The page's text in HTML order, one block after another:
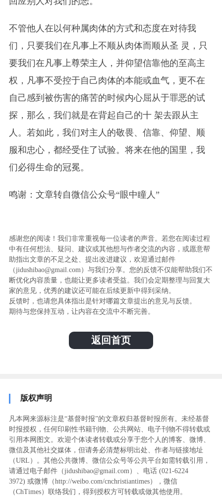
不管他人在以何种属肉体的方式和态度在对待我
们，只要我们在凡事上不顺从肉体而顺从圣 灵，只
要我们在凡事上尊荣主人，并仰望信靠他的至高主
权，凡事不受控于自己肉体的本能或血气，更不在
自己感到被伤害的痛苦的时候内心屈从于罪恶的试
探，那么，我们就是在背起自己的十 架去跟从主
人。若如此，我们对主人的敬畏、信靠、仰望、顺
服和忠心，都经受住了试验。将来在他的国里，我
们必得生命的冠冕。
鸣谢：文章转自微信公众号“眼中瞳人”
感谢您的阅读！我们非常重视每一位读者的声音。若您在阅读过程
中有任何想法、疑问、建议或其他想与作者交流的内容，或愿意帮
助指出文章的不足之处、提出改进建议，欢迎通过邮件
（jidushibao@gmail.com）与我们分享。您的反馈不仅能帮助我们不
断优化内容质量，也能让更多读者受益。我们会定期整理与回复大
家的意见，优秀的建议还可能在后续更新中得到采纳。
反馈时，也请您具体指出是针对哪篇文章提出的意见与反馈。
期待与您保持互动，让内容在交流中不断完善。
返回首页
版权声明
凡本网来源标注是“基督时报”的文章权归基督时报所有。未经基督
时报授权，任何印刷性书籍刊物、公共网站、电子刊物不得转载或
引用本网图文。欢迎个体读者转载或分享于您个人的博客、微博、
微信及其他社交媒体，但请务必清楚标明出处、作者与链接地址
（URL）。其他公共微博、微信公众号等公共平台如需转载引用，
请通过电子邮件（jidushibao@gmail.com）、电话 (021-6224
3972) ‬或微博（http://weibo.com/cnchristiantimes），微信
（ChTimes）联络我们，得到授权方可转载或做其他使用。